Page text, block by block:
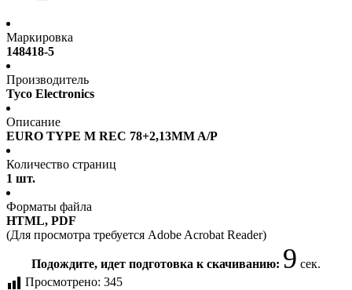
Маркировка
148418-5
Производитель
Tyco Electronics
Описание
EURO TYPE M REC 78+2,13MM A/P
Количество страниц
1 шт.
Форматы файла
HTML, PDF
(Для просмотра требуется Adobe Acrobat Reader)
Подождите, идет подготовка к скачиванию: 9 сек.
Просмотрено: 345